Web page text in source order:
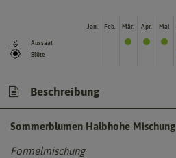
Aussaat
Blüte
Jan. Feb. Mär. Apr. Mai
Beschreibung
Sommerblumen Halbhohe Mischung
Formelmischung